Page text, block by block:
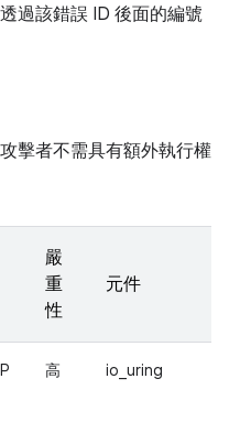
過該錯誤 ID 後面的編號
擊者不需具有額外執行權
嚴
重
性
元件
高 io_uring